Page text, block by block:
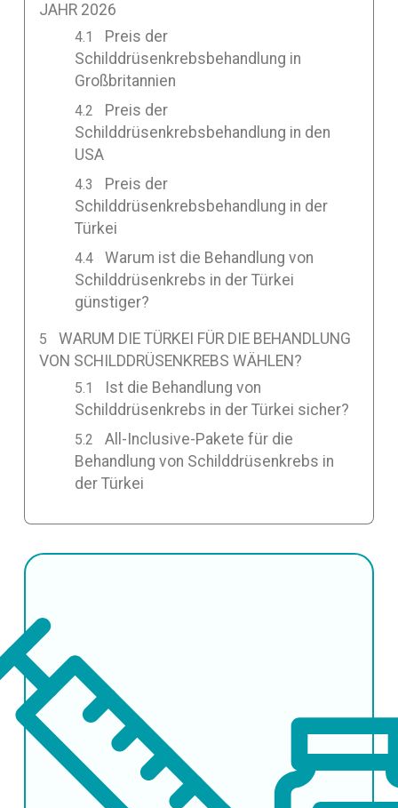
JAHR 2026
Preis der
Schilddrüsenkrebsbehandlung in
Großbritannien
Preis der
Schilddrüsenkrebsbehandlung in den
USA
Preis der
Schilddrüsenkrebsbehandlung in der
Türkei
Warum ist die Behandlung von
Schilddrüsenkrebs in der Türkei
günstiger?
WARUM DIE TÜRKEI FÜR DIE BEHANDLUNG
VON SCHILDDRÜSENKREBS WÄHLEN?
Ist die Behandlung von
Schilddrüsenkrebs in der Türkei sicher?
All-Inclusive-Pakete für die
Behandlung von Schilddrüsenkrebs in
der Türkei